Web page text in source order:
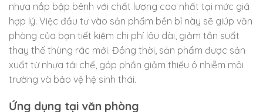
nhựa nắp bập bênh với chất lượng cao nhất tại mức giá
hợp lý. Việc đầu tư vào sản phẩm bền bỉ này sẽ giúp văn
phòng của bạn tiết kiệm chi phí lâu dài, giảm tần suất
thay thế thùng rác mới. Đồng thời, sản phẩm được sản
xuất từ nhựa tái chế, góp phần giảm thiểu ô nhiễm môi
trường và bảo vệ hệ sinh thái.
Ứng dụng tại văn phòng